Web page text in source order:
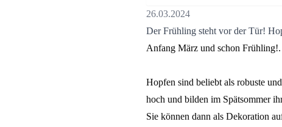
26.03.2024
Der Frühling steht vor der Tür!
Anfang März und schon
Hopfen sind beliebt als robuste
hoch und bilden im Spätsommer
Sie können dann als Dekoration